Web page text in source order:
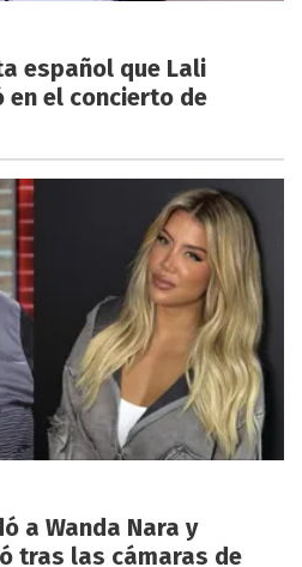
español que Lali
en el concierto de
a Wanda Nara y
tras las cámaras de